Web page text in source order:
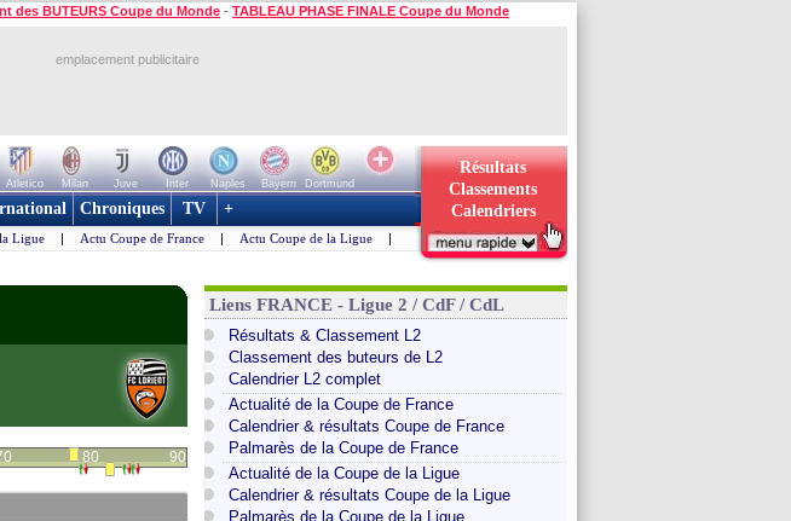
des BUTEURS Coupe du Monde - TABLEAU PHASE FINALE Coupe du Monde
emplacement publicitaire
Atletico Milan Juve Inter Naples Bayern
Dortmund
Résultats
Classements
Calendriers
Chroniques TV +
Ligue | Actu Coupe de France | Actu Coupe de la Ligue |
80 90
Liens FRANCE - Ligue 2 / CdF / CdL
Résultats & Classement L2
Classement des buteurs de L2
Calendrier L2 complet
Actualité de la Coupe de France
Calendrier & résultats Coupe de France
Palmarès de la Coupe de France
Actualité de la Coupe de la Ligue
Calendrier & résultats Coupe de la Ligue
Palmarès de la Coupe de la Ligue